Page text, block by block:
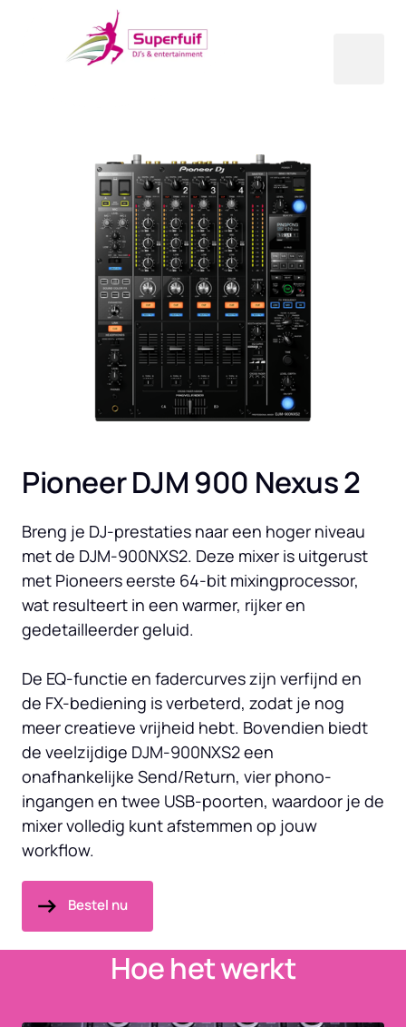
Pioneer DJM 900 Nexus 2
Breng je DJ-prestaties naar een hoger niveau
met de DJM-900NXS2. Deze mixer is uitgerust
met Pioneers eerste 64-bit mixingprocessor,
wat resulteert in een warmer, rijker en
gedetailleerder geluid.
De EQ-functie en fadercurves zijn verfijnd en
de FX-bediening is verbeterd, zodat je nog
meer creatieve vrijheid hebt. Bovendien biedt
de veelzijdige DJM-900NXS2 een
onafhankelijke Send/Return, vier phono-
ingangen en twee USB-poorten, waardoor je de
mixer volledig kunt afstemmen op jouw
workflow.
Bestel nu
Hoe het werkt